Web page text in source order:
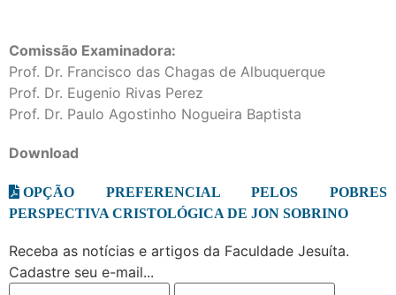
Comissão Examinadora:
Prof. Dr. Francisco das Chagas de Albuquerque
Prof. Dr. Eugenio Rivas Perez
Prof. Dr. Paulo Agostinho Nogueira Baptista
Download
OPÇÃO PREFERENCIAL PELOS POBRES
PERSPECTIVA CRISTOLÓGICA DE JON SOBRINO
Receba as notícias e artigos da Faculdade Jesuíta.
Cadastre seu e-mail...